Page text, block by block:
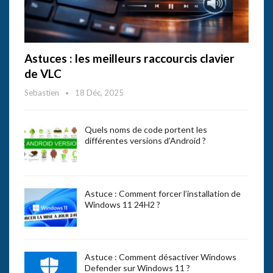
Astuces : les meilleurs raccourcis clavier
de VLC
Sebastien 18 Déc, 2025
Quels noms de code portent les
différentes versions d’Android ?
Astuce : Comment forcer l’installation de
Windows 11 24H2 ?
Astuce : Comment désactiver Windows
Defender sur Windows 11 ?